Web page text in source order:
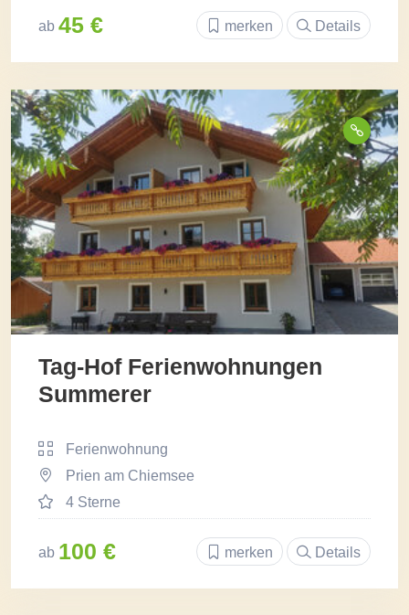
ab 45 € merken Details
Tag-Hof Ferienwohnungen
Summerer
Ferienwohnung
Prien am Chiemsee
4 Sterne
ab 100 € merken Details